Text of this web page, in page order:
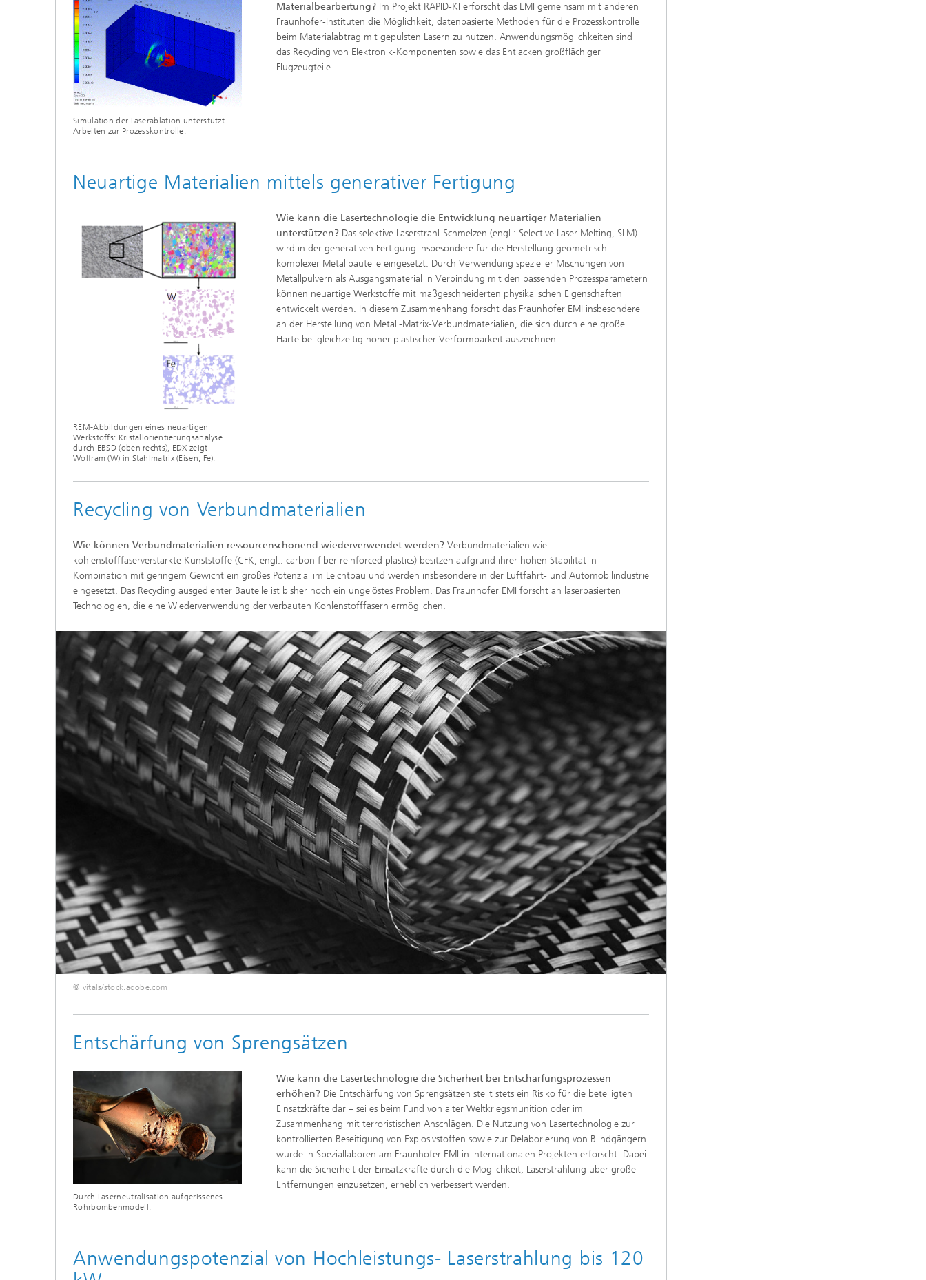
Simulation der Laserablation unterstützt
Arbeiten zur Prozesskontrolle.
Materialbearbeitung? Im Projekt RAPID-KI erforscht das EMI gemeinsam mit anderen
Fraunhofer-Instituten die Möglichkeit, datenbasierte Methoden für die Prozesskontrolle
beim Materialabtrag mit gepulsten Lasern zu nutzen. Anwendungsmöglichkeiten sind
das Recycling von Elektronik-Komponenten sowie das Entlacken großflächiger
Flugzeugteile.
Neuartige Materialien mittels generativer Fertigung
REM-Abbildungen eines neuartigen
Werkstoffs: Kristallorientierungsanalyse
durch EBSD (oben rechts), EDX zeigt
Wolfram (W) in Stahlmatrix (Eisen, Fe).
Wie kann die Lasertechnologie die Entwicklung neuartiger Materialien
unterstützen? Das selektive Laserstrahl-Schmelzen (engl.: Selective Laser Melting, SLM)
wird in der generativen Fertigung insbesondere für die Herstellung geometrisch
komplexer Metallbauteile eingesetzt. Durch Verwendung spezieller Mischungen von
Metallpulvern als Ausgangsmaterial in Verbindung mit den passenden Prozessparametern
können neuartige Werkstoffe mit maßgeschneiderten physikalischen Eigenschaften
entwickelt werden. In diesem Zusammenhang forscht das Fraunhofer EMI insbesondere
an der Herstellung von Metall-Matrix-Verbundmaterialien, die sich durch eine große
Härte bei gleichzeitig hoher plastischer Verformbarkeit auszeichnen.
Recycling von Verbundmaterialien
Wie können Verbundmaterialien ressourcenschonend wiederverwendet werden? Verbundmaterialien wie
kohlenstofffaserverstärkte Kunststoffe (CFK, engl.: carbon fiber reinforced plastics) besitzen aufgrund ihrer hohen Stabilität in
Kombination mit geringem Gewicht ein großes Potenzial im Leichtbau und werden insbesondere in der Luftfahrt- und Automobilindustrie
eingesetzt. Das Recycling ausgedienter Bauteile ist bisher noch ein ungelöstes Problem. Das Fraunhofer EMI forscht an laserbasierten
Technologien, die eine Wiederverwendung der verbauten Kohlenstofffasern ermöglichen.
© vitals/stock.adobe.com
Entschärfung von Sprengsätzen
Durch Laserneutralisation aufgerissenes
Rohrbombenmodell.
Wie kann die Lasertechnologie die Sicherheit bei Entschärfungsprozessen
erhöhen? Die Entschärfung von Sprengsätzen stellt stets ein Risiko für die beteiligten
Einsatzkräfte dar – sei es beim Fund von alter Weltkriegsmunition oder im
Zusammenhang mit terroristischen Anschlägen. Die Nutzung von Lasertechnologie zur
kontrollierten Beseitigung von Explosivstoffen sowie zur Delaborierung von Blindgängern
wurde in Speziallaboren am Fraunhofer EMI in internationalen Projekten erforscht. Dabei
kann die Sicherheit der Einsatzkräfte durch die Möglichkeit, Laserstrahlung über große
Entfernungen einzusetzen, erheblich verbessert werden.
Anwendungspotenzial von Hochleistungs- Laserstrahlung bis 120